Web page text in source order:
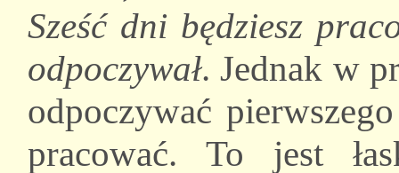
Sześć dni będziesz
odpoczywał. Jednak w
odpoczywać
pracować. To jest